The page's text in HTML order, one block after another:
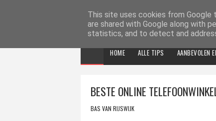
ELEKTRONICA TIPS
HOME ALLE TIPS AANBEVOLEN
BESTE ONLINE
BAS VAN RIJSWIJK
This site uses cookies from Google
are shared with Google along with
statistics, and to detect and